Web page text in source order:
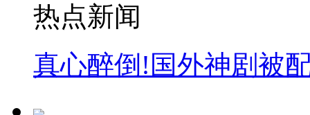
热点新闻
真心醉倒!国外神剧被